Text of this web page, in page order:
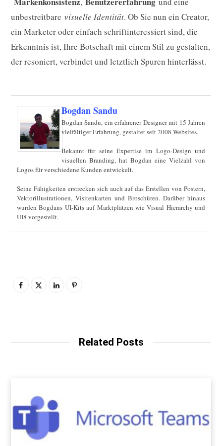
unbestreitbare visuelle Identität. Ob Sie nun ein Creator,
ein Marketer oder einfach schriftinteressiert sind, die
Erkenntnis ist, Ihre Botschaft mit einem Stil zu gestalten,
der resoniert, verbindet und letztlich Spuren hinterlässt.
Bogdan Sandu
Bogdan Sandu, ein erfahrener Designer mit 15 Jahren
vielfältiger Erfahrung, gestaltet seit 2008 Websites.
Bekannt für seine Expertise im Logo-Design und
visuellen Branding, hat Bogdan eine Vielzahl von
Logos für verschiedene Kunden entwickelt.
Seine Fähigkeiten erstrecken sich auch auf das Erstellen von Postern,
Vektorillustrationen, Visitenkarten und Broschüren. Darüber hinaus
wurden Bogdans UI-Kits auf Marktplätzen wie Visual Hierarchy und
UI8 vorgestellt.
Related Posts